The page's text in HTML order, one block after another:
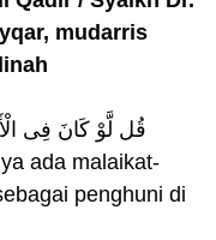
mudarris
ada malaikat-
penghuni di